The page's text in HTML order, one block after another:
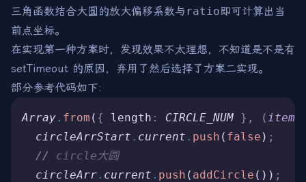
三角函数结合大圆的放大偏移系数与 ratio即可计算出当
前点坐标。
在实现第一种方案时，发现效果不太理想，不知道是不是有
setTimeout 的原因，弃用了然后选择了方案二实现。
部分参考代码如下:
Array . from ( { length : CIRCLE_NUM }, ( item
  circleArrStart
. current . push ( false ) ;
  //
circle大圆
  circleArr
. current . push ( addCircle ()) ;